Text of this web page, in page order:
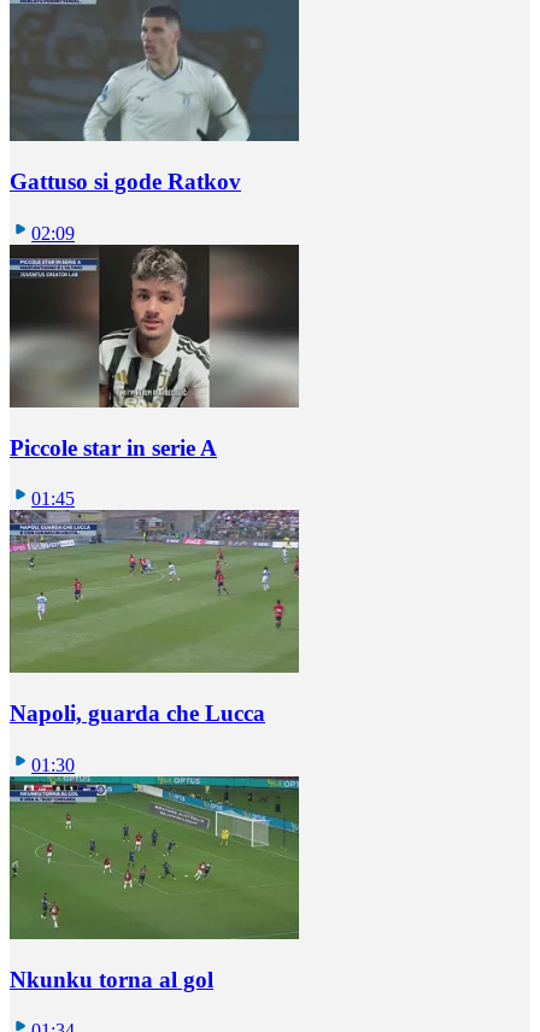
Gattuso si gode Ratkov
02:09
Piccole star in serie A
01:45
Napoli, guarda che Lucca
01:30
Nkunku torna al gol